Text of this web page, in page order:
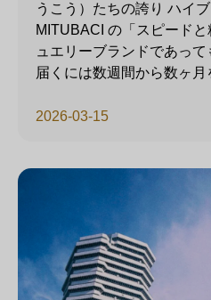
2026-03-15
うこう）たちの誇り ハイブ
MITUBACI の「スピード
ュエリーブランドであっ
届くには数週間から数ヶ